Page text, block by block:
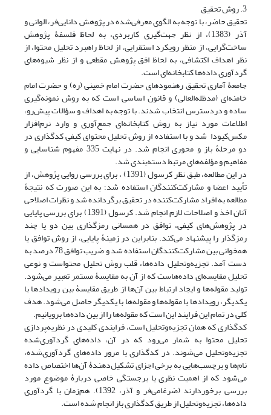
3. روش تحقیق
تحقیق حاضر، با توجه به الگوی معرفی‌شده در پژوهش دانایی‌فر، الوانی و
آذر (1383)، از نظر جهت‌گیری کاربردی، به لحاظ فلسفۀ پژوهش
ساخت‌گرایی، از منظر رویکرد استقرایی، از لحاظ راهبرد تحلیل محتوا، از
نظر اهداف اکتشافی، به لحاظ افق پژوهش مقطعی و از نظر شیوه‌های
گردآوری داده‌ها کتابخانه‌ای است.
جامعۀ آماری تحقیق رهنمودهای حضرت امام خمینی (ره) و حضرت امام
خامنه‌ای (مدظله‌العالی) و قانون اساسی است که به روش نمونه‌گیری
ساده و دردسترس انتخاب شدند. با توجه به اهداف‌ و سؤالات پیش‌رو،
اطلاعات مورد نیاز به روش کتابخانه‌ای جمع‌آوری و وارد نرم‌افزار
مکس‌کیودا شد و با استفاده از روش تحلیل محتوای کیفی کدگذاری در
دو مرحلۀ باز و محوری انجام‌ شد. در نهایت 335 مفهوم شناسایی و
مفاهیم و مؤلفه‌های مرتبط دسته‌بندی شد.
در این مطالعه، طبق نظر کرسول (1391) ، برای بررسی روایی پژوهش، از
تأیید اعضا و مشارکت‌کنندگان استفاده شد؛ به این ‌صورت که نتیجۀ
مطالعه به افراد مشارکت‌کننده در تحقیق برگردانده شد و نظرات اصلاحی
آنان اخذ و اصلاحات لازم انجام شد. کرسول (1391) برای بررسی پایایی
در پژوهش‌های کیفی، توافق در همسانی رمزگذاری بین دو یا چند
رمزگذار را پیشنهاد می‌کند. بنابراین در زمینۀ پایایی، از روش توافق یا
همخوانی بین مشارکت‌کنندگان استفاده شد و ضریب توافق 78 درصد به
‌دست آمد. تجزیه‌وتحلیل داده‌ها، قلب روش تحلیل محتواست و نوعی
تحلیل مقایسه‌ای داده‌هاست که از آن به مقایسۀ مستمر تعبیر می‌شود.
تولید مقوله‌ها و ایجاد ارتباط بین آن‌ها از طریق مقایسۀ بین رویدادها با
یکدیگر، رویدادها با مقوله‌ها و مقوله‌ها با یکدیگر حاصل می‌شود. هدف
کلی در تمام این فرایند این است که مقوله‌ها را از بین داده‌ها برویانیم.
کدگذاری که همان تجزیه‌وتحلیل است، فرایندی کلیدی در نظریه‌پردازی
تحلیل محتوا به شمار می‌رود که در آن، داده‌های گردآوری‌شده
تجزیه‌وتحلیل می‌شوند. در کدگذاری با مرور داده‌های گردآوری‌شده،
نام‌ها و برچسب‌هایی به برخی اجزای تشکیل‌دهندۀ آن‌ها اختصاص داده
می‌شود که از اهمیت نظری یا برجستگی خاصی دربارۀ موضوع مورد
بررسی برخوردارند (ضرغامی‌فر و آذر، 1392). هم‌زمان با گردآوری
داده‌ها، تجزیه‌وتحلیل از طریق کدگذاری باز انجام شده است.